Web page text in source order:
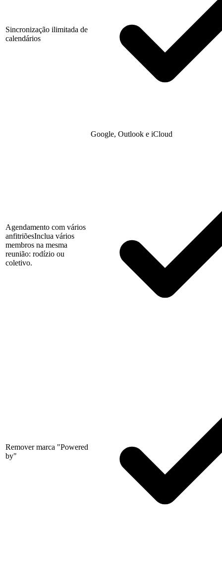
Sincronização ilimitada de
calendários
Google, Outlook e iCloud
Agendamento com vários
anfitriõesInclua vários
membros na mesma
reunião: rodízio ou
coletivo.
Remover marca "Powered
by"